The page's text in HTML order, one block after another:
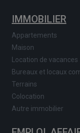
IMMOBILIER
Appartements
Maison
Location de vacances
Bureaux et locaux
Terrains
Colocation
Autre immobilier